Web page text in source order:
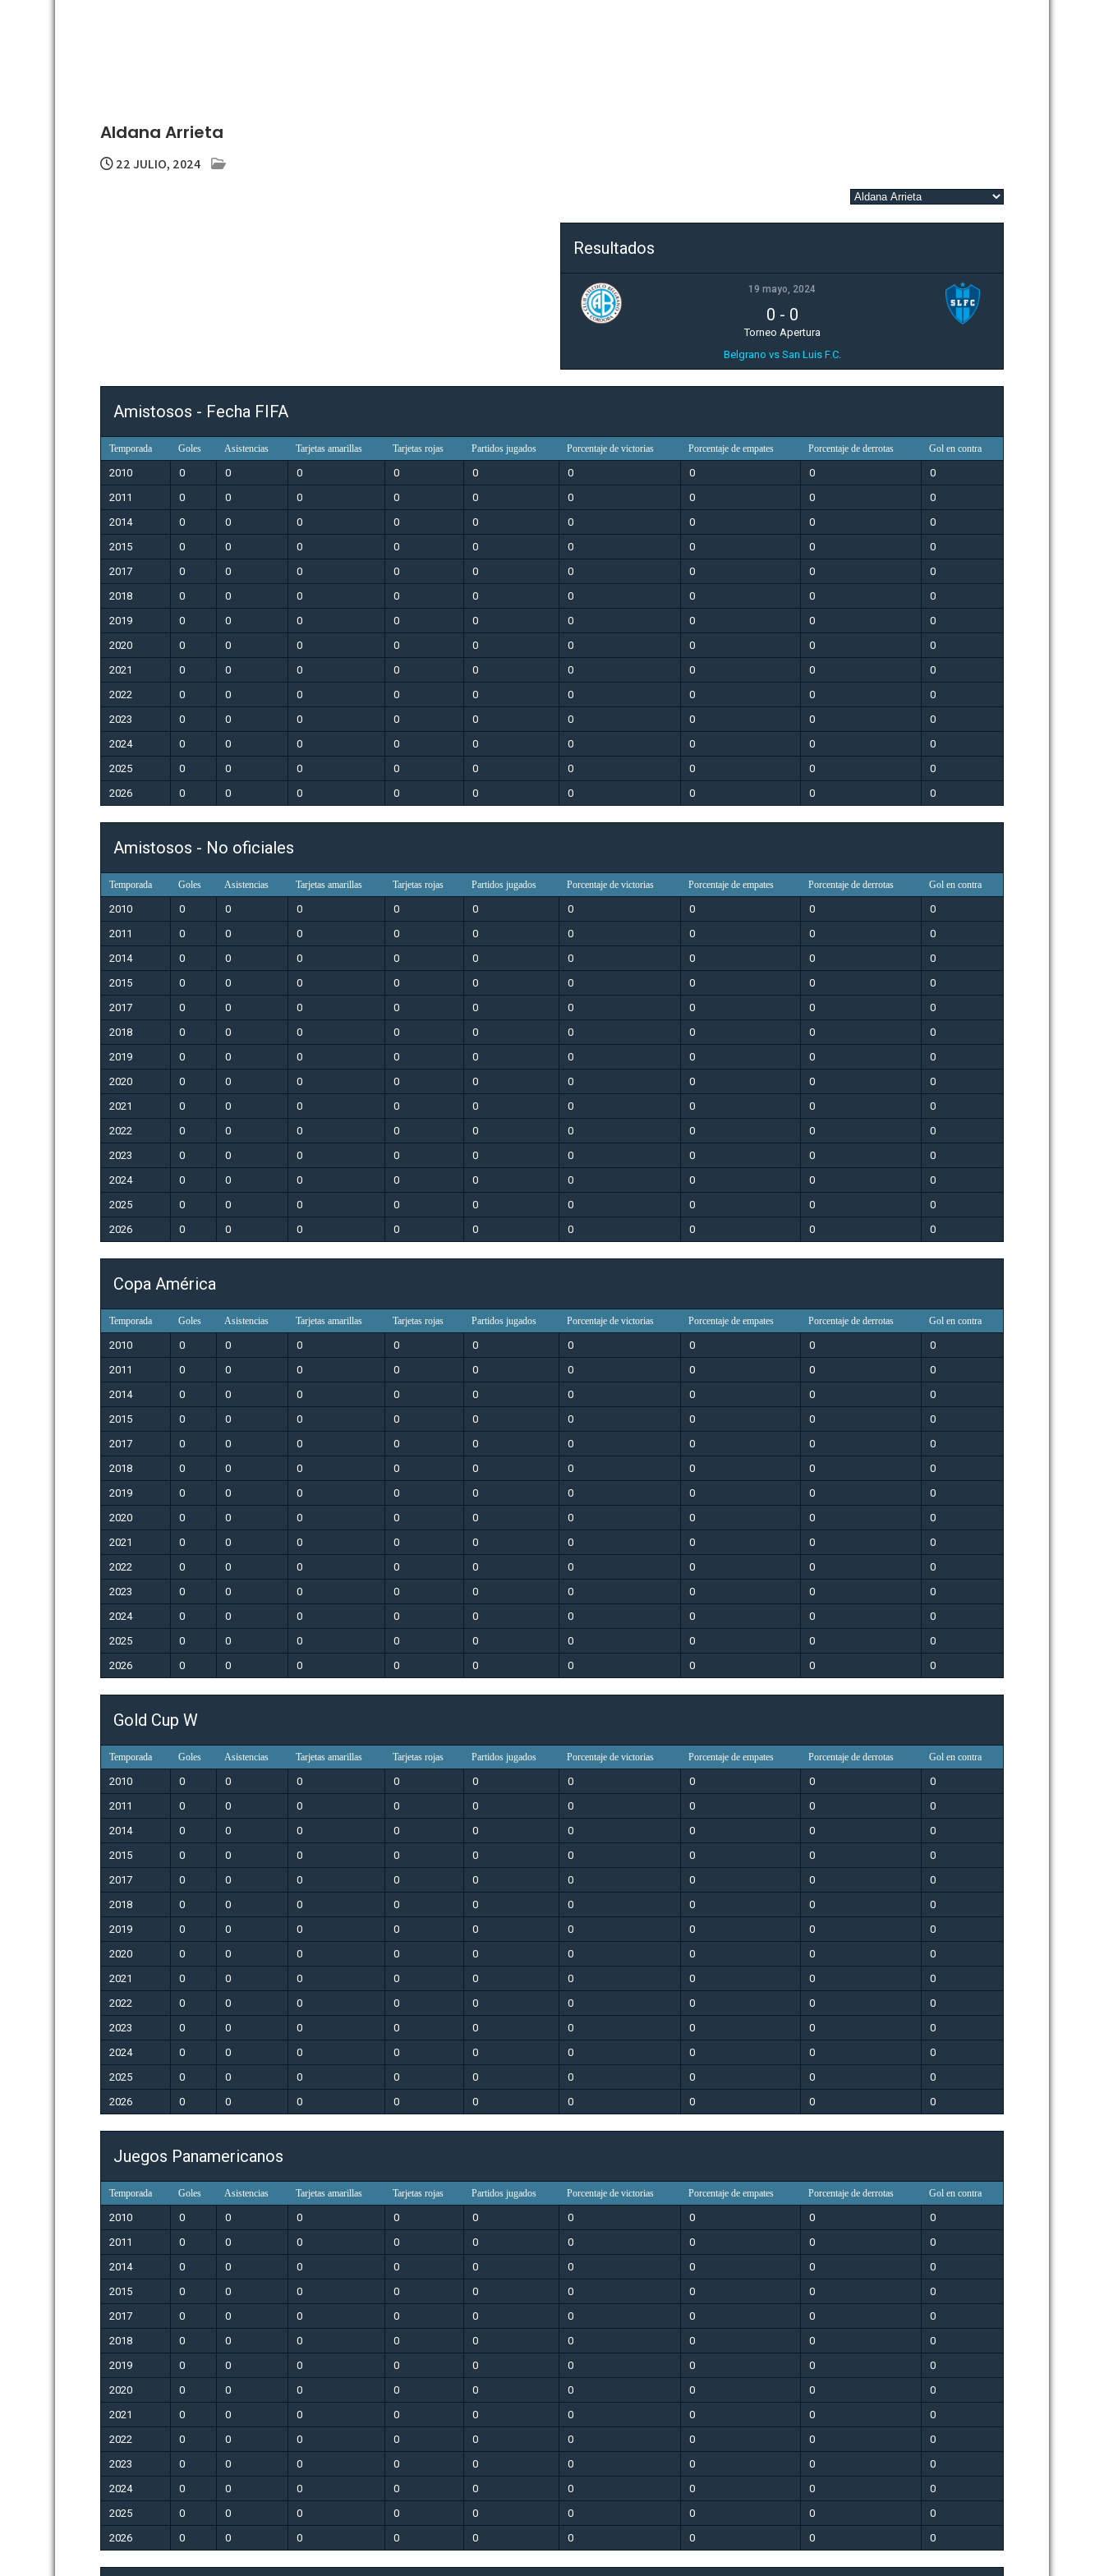
Aldana Arrieta
22 JULIO, 2024
Resultados
19 mayo, 2024
0 - 0
Torneo Apertura
Belgrano vs San Luis F.C.
Amistosos - Fecha FIFA
Temporada Goles Asistencias Tarjetas amarillas Tarjetas rojas Partidos jugados Porcentaje de victorias Porcentaje de empates Porcentaje de derrotas Gol en contra
2010 0 0 0 0 0 0 0 0
0
2011
0 0 0 0 0 0 0 0
0
2014
0 0 0 0 0 0 0 0
0
2015
0 0 0 0 0 0 0 0
0
2017
0 0 0 0 0 0 0 0
0
2018
0 0 0 0 0 0 0 0
0
2019
0 0 0 0 0 0 0 0
0
2020
0 0 0 0 0 0 0 0
0
2021
0 0 0 0 0 0 0 0
0
2022
0 0 0 0 0 0 0 0
0
2023
0 0 0 0 0 0 0 0
0
2024
0 0 0 0 0 0 0 0
0
2025
0 0 0 0 0 0 0 0
0
2026
0 0 0 0 0 0 0 0 0
Amistosos - No oficiales
Temporada Goles Asistencias Tarjetas amarillas Tarjetas rojas Partidos jugados Porcentaje de victorias Porcentaje de empates Porcentaje de derrotas Gol en contra
2010 0 0 0 0 0 0 0 0
0
2011
0 0 0 0 0 0 0 0
0
2014
0 0 0 0 0 0 0 0
0
2015
0 0 0 0 0 0 0 0
0
2017
0 0 0 0 0 0 0 0
0
2018
0 0 0 0 0 0 0 0
0
2019
0 0 0 0 0 0 0 0
0
2020
0 0 0 0 0 0 0 0
0
2021
0 0 0 0 0 0 0 0
0
2022
0 0 0 0 0 0 0 0
0
2023
0 0 0 0 0 0 0 0
0
2024
0 0 0 0 0 0 0 0
0
2025
0 0 0 0 0 0 0 0
0
2026
0 0 0 0 0 0 0 0 0
Copa América
Temporada Goles Asistencias Tarjetas amarillas Tarjetas rojas Partidos jugados Porcentaje de victorias Porcentaje de empates Porcentaje de derrotas Gol en contra
2010 0 0 0 0 0 0 0 0
0
2011
0 0 0 0 0 0 0 0
0
2014
0 0 0 0 0 0 0 0
0
2015
0 0 0 0 0 0 0 0
0
2017
0 0 0 0 0 0 0 0
0
2018
0 0 0 0 0 0 0 0
0
2019
0 0 0 0 0 0 0 0
0
2020
0 0 0 0 0 0 0 0
0
2021
0 0 0 0 0 0 0 0
0
2022
0 0 0 0 0 0 0 0
0
2023
0 0 0 0 0 0 0 0
0
2024
0 0 0 0 0 0 0 0
0
2025
0 0 0 0 0 0 0 0
0
2026
0 0 0 0 0 0 0 0 0
Gold Cup W
Temporada Goles Asistencias Tarjetas amarillas Tarjetas rojas Partidos jugados Porcentaje de victorias Porcentaje de empates Porcentaje de derrotas Gol en contra
2010 0 0 0 0 0 0 0 0
0
2011
0 0 0 0 0 0 0 0
0
2014
0 0 0 0 0 0 0 0
0
2015
0 0 0 0 0 0 0 0
0
2017
0 0 0 0 0 0 0 0
0
2018
0 0 0 0 0 0 0 0
0
2019
0 0 0 0 0 0 0 0
0
2020
0 0 0 0 0 0 0 0
0
2021
0 0 0 0 0 0 0 0
0
2022
0 0 0 0 0 0 0 0
0
2023
0 0 0 0 0 0 0 0
0
2024
0 0 0 0 0 0 0 0
0
2025
0 0 0 0 0 0 0 0
0
2026
0 0 0 0 0 0 0 0 0
Juegos Panamericanos
Temporada Goles Asistencias Tarjetas amarillas Tarjetas rojas Partidos jugados Porcentaje de victorias Porcentaje de empates Porcentaje de derrotas Gol en contra
2010 0 0 0 0 0 0 0 0
0
2011
0 0 0 0 0 0 0 0
0
2014
0 0 0 0 0 0 0 0
0
2015
0 0 0 0 0 0 0 0
0
2017
0 0 0 0 0 0 0 0
0
2018
0 0 0 0 0 0 0 0
0
2019
0 0 0 0 0 0 0 0
0
2020
0 0 0 0 0 0 0 0
0
2021
0 0 0 0 0 0 0 0
0
2022
0 0 0 0 0 0 0 0
0
2023
0 0 0 0 0 0 0 0
0
2024
0 0 0 0 0 0 0 0
0
2025
0 0 0 0 0 0 0 0
0
2026
0 0 0 0 0 0 0 0 0